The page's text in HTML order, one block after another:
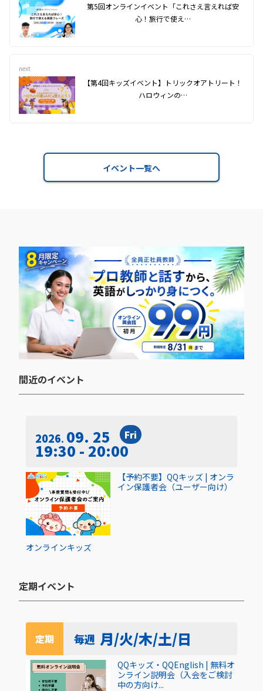
第5回オンラインイベント「これさえ言えれば安
心！旅行で使え…
next
【第4回キッズイベント】トリックオアトリート！
ハロウィンの…
イベント一覧へ
間近のイベント​
2026 09. 25 Fri
19:30 - 20:00
オンラインキッズ
【予約不要】QQキッズ | オンラ
イン保護者会（ユーザー向け）
定期イベント​
定期 毎週 月/火/木/土/日
QQキッズ・QQEnglish | 無料オ
ンライン説明会（入会をご検討
中の方向け...